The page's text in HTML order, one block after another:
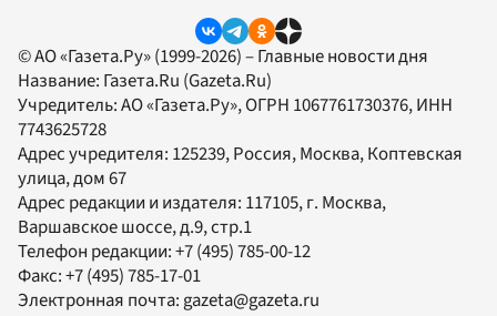
© АО «Газета.Ру» (1999-2026) – Главные новости дня
Название: Газета.Ru (Gazeta.Ru)
Учредитель:АО «Газета.Ру», ОГРН 1067761730376, ИНН
7743625728
Адрес учредителя: 125239, Россия, Москва, Коптевская
улица, дом 67
Адрес редакции и издателя: 117105, г. Москва,
Варшавское шоссе, д.9, стр.1
Телефон редакции:+7 (495) 785-00-12
Факс:+7 (495) 785-17-01
Электронная почта:gazeta@gazeta.ru